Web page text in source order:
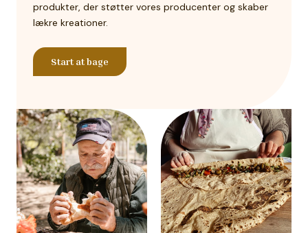
produkter, der støtter vores producenter og skaber
lækre kreationer.
Start at bage